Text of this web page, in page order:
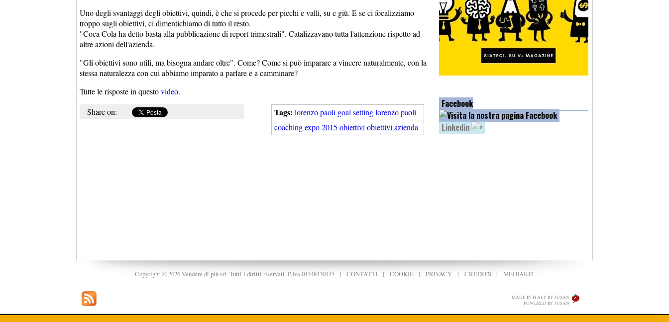
Uno degli svantaggi degli obiettivi, quindi, è che si procede per picchi e valli, su e giù. E se ci focalizziamo
troppo sugli obiettivi, ci dimentichiamo di tutto il resto.
"Coca Cola ha detto basta alla pubblicazione di report trimestrali". Catalizzavano tutta l'attenzione rispetto ad
altre azioni dell'azienda.
"Gli obiettivi sono utili, ma bisogna andare oltre". Come? Come si può imparare a vincere naturalmente, con la
stessa naturalezza con cui abbiamo imparato a parlare e a camminare?
Tutte le risposte in questovideo.
Tags: lorenzo paoli goal settinglorenzo paoli
coaching expo 2015 obiettivi obiettivi azienda
Share on:
Facebook
Linkedin
Copyright © 2026 Vendere di più srl. Tutti i diritti riservati. P.Iva 01348430115 |CONTATTI | COOKIE|PRIVACY | CREDITS| MEDIAKIT
MADE IN ITALY BY JUSAN
POWERED BY JUSAN